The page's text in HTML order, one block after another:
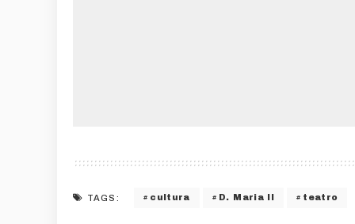
TAGS: cultura D. Maria II teatro